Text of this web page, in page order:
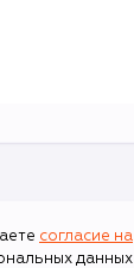
согласие на
данных